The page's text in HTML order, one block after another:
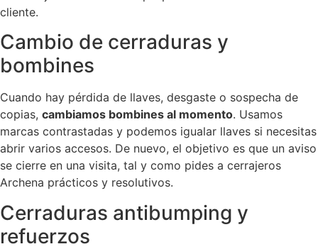
cliente.
Cambio de cerraduras y
bombines
Cuando hay pérdida de llaves, desgaste o sospecha de
copias, cambiamos bombines al momento. Usamos
marcas contrastadas y podemos igualar llaves si necesitas
abrir varios accesos. De nuevo, el objetivo es que un aviso
se cierre en una visita, tal y como pides a cerrajeros
Archena prácticos y resolutivos.
Cerraduras antibumping y
refuerzos